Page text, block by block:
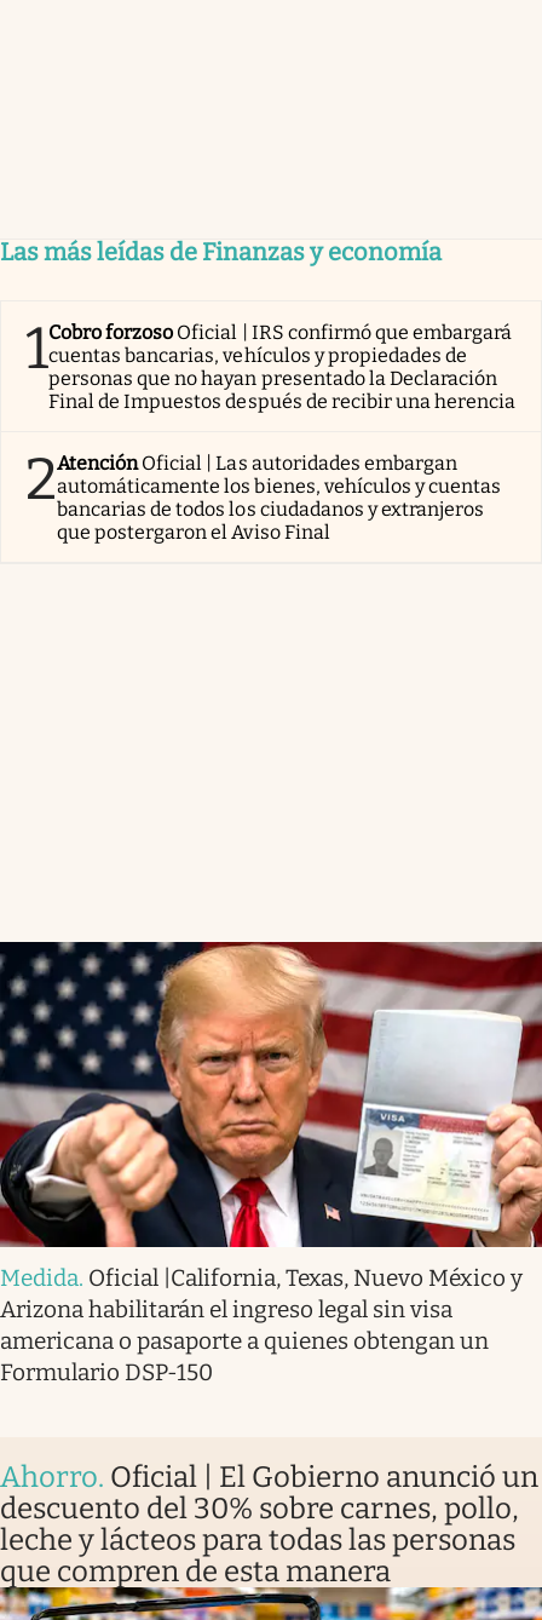
Las más leídas de Finanzas y economía
1Cobro forzoso Oficial | IRS confirmó que embargará
cuentas bancarias, vehículos y propiedades de
personas que no hayan presentado la Declaración
Final de Impuestos después de recibir una herencia
2AtenciónOficial | Las autoridades embargan
automáticamente los bienes, vehículos y cuentas
bancarias de todos los ciudadanos y extranjeros
que postergaron el Aviso Final
Medida. Oficial |California, Texas, Nuevo México y
Arizona habilitarán el ingreso legal sin visa
americana o pasaporte a quienes obtengan un
Formulario DSP-150
Ahorro. Oficial | El Gobierno anunció un
descuento del 30% sobre carnes, pollo,
leche y lácteos para todas las personas
que compren de esta manera